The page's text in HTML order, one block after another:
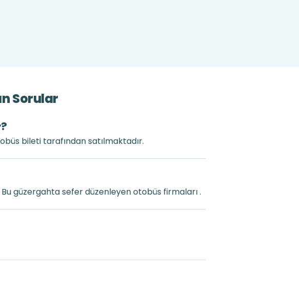
Sorular
bileti tarafından satılmaktadır.
güzergahta sefer düzenleyen otobüs firmaları .